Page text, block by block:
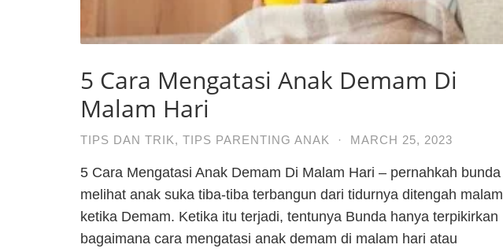
5 Cara Mengatasi Anak Demam Di
Malam Hari
TIPS DAN TRIK, TIPS PARENTING ANAK · MARCH 25, 2023
5 Cara Mengatasi Anak Demam Di Malam Hari – pernahkah bunda
melihat anak suka tiba-tiba terbangun dari tidurnya ditengah malam
ketika Demam. Ketika itu terjadi, tentunya Bunda hanya terpikirkan
bagaimana cara mengatasi anak demam di malam hari atau